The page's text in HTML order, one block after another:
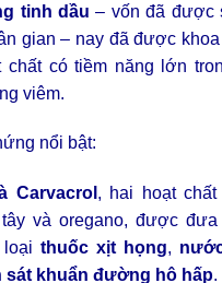
tinh dầu – vốn đã được
gian – nay đã được
chất có tiềm năng lớn
viêm.
nổi bật:
Carvacrol , hai hoạt
và oregano, được đưa
loạithuốc xịt họng,
sát khuẩn đường hô hấp.